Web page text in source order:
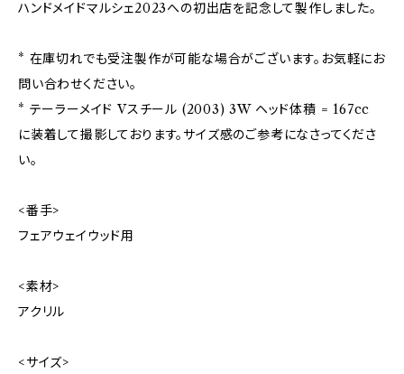
ハンドメイドマルシェ2023への初出店を記念して製作しました。
* 在庫切れでも受注製作が可能な場合がございます。お気軽にお
問い合わせください。
* テーラーメイド Vスチール (2003) 3W ヘッド体積 = 167cc
に装着して撮影しております。サイズ感のご参考になさってくださ
い。
<番手>
フェアウェイウッド用
<素材>
アクリル
<サイズ>